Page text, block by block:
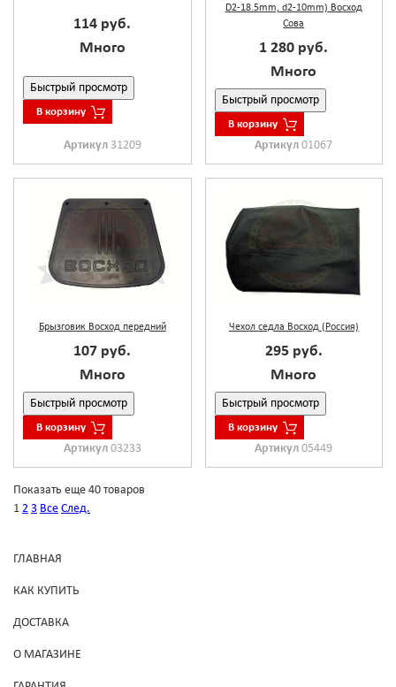
114 руб.
Много
Быстрый просмотр
В корзину
Артикул 31209
D2-18.5mm, d2-10mm) Восход
Сова
1 280 руб.
Много
Быстрый просмотр
В корзину
Артикул01067
Брызговик Восход передний
107 руб.
Много
Быстрый просмотр
В корзину
Артикул 03233
Чехол седла Восход (Россия)
295 руб.
Много
Быстрый просмотр
В корзину
Артикул05449
Показать еще 40 товаров
1 2 3 Все След.
ГЛАВНАЯ
КАК КУПИТЬ
ДОСТАВКА
О МАГАЗИНЕ